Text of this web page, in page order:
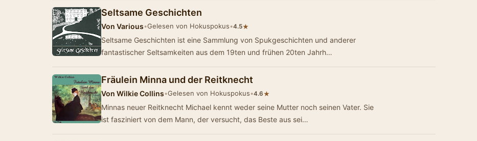
Seltsame Geschichten
Von Various•Gelesen von Hokuspokus•4.5★
Seltsame Geschichten ist eine Sammlung von Spukgeschichten und anderer
fantastischer Seltsamkeiten aus dem 19ten und frühen 20ten Jahrh…
Fräulein Minna und der Reitknecht
Von Wilkie Collins•Gelesen von Hokuspokus•4.6★
Minnas neuer Reitknecht Michael kennt weder seine Mutter noch seinen Vater. Sie
ist fasziniert von dem Mann, der versucht, das Beste aus sei…